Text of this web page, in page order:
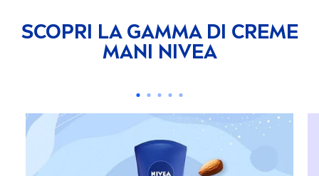
SCOPRI LA GAMMA DI CREME
MANI NIVEA